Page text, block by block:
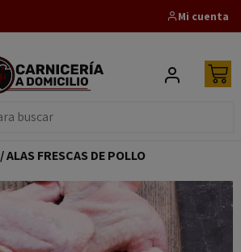
Mi cuenta
/ ALAS FRESCAS DE POLLO